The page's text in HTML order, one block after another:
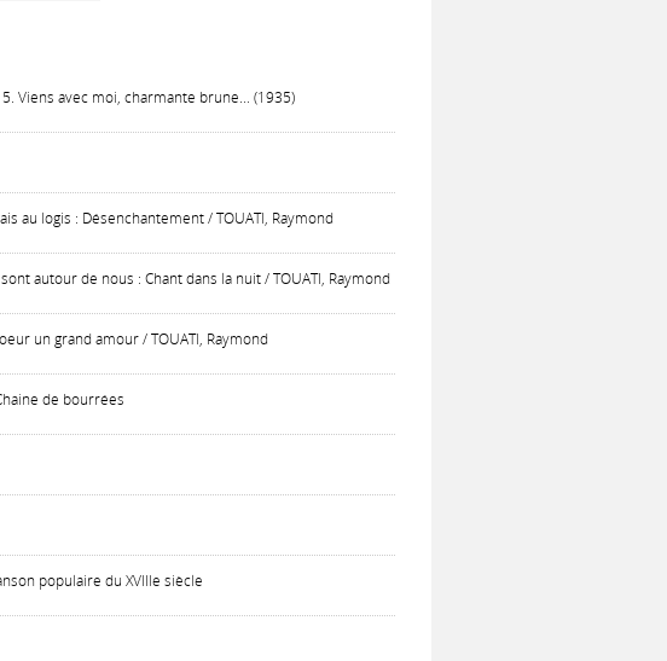
Viens avec moi, charmante brune... (1935)
au logis : Désenchantement / TOUATI, Raymond
autour de nous : Chant dans la nuit / TOUATI, Raymond
un grand amour / TOUATI, Raymond
de bourrées
populaire du XVIIIe siècle